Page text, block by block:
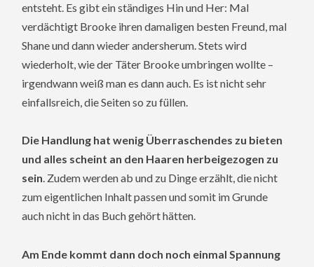
entsteht. Es gibt ein ständiges Hin und Her: Mal
verdächtigt Brooke ihren damaligen besten Freund, mal
Shane und dann wieder andersherum. Stets wird
wiederholt, wie der Täter Brooke umbringen wollte –
irgendwann weiß man es dann auch. Es ist nicht sehr
einfallsreich, die Seiten so zu füllen.
Die Handlung hat wenig Überraschendes zu bieten
und alles scheint an den Haaren herbeigezogen zu
sein. Zudem werden ab und zu Dinge erzählt, die nicht
zum eigentlichen Inhalt passen und somit im Grunde
auch nicht in das Buch gehört hätten.
Am Ende kommt dann doch noch einmal Spannung